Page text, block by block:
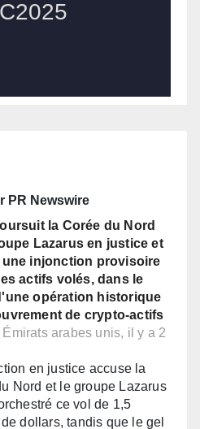
PR Newswire
la Corée du Nord
Lazarus en justice et
injonction provisoire
actifs volés, dans le
opération historique
de crypto-actifs
Émirats arabes unis, il y a 2
en justice accuse la
Nord et le groupe Lazarus
ce vol de 1,5
dollars, tandis que le gel